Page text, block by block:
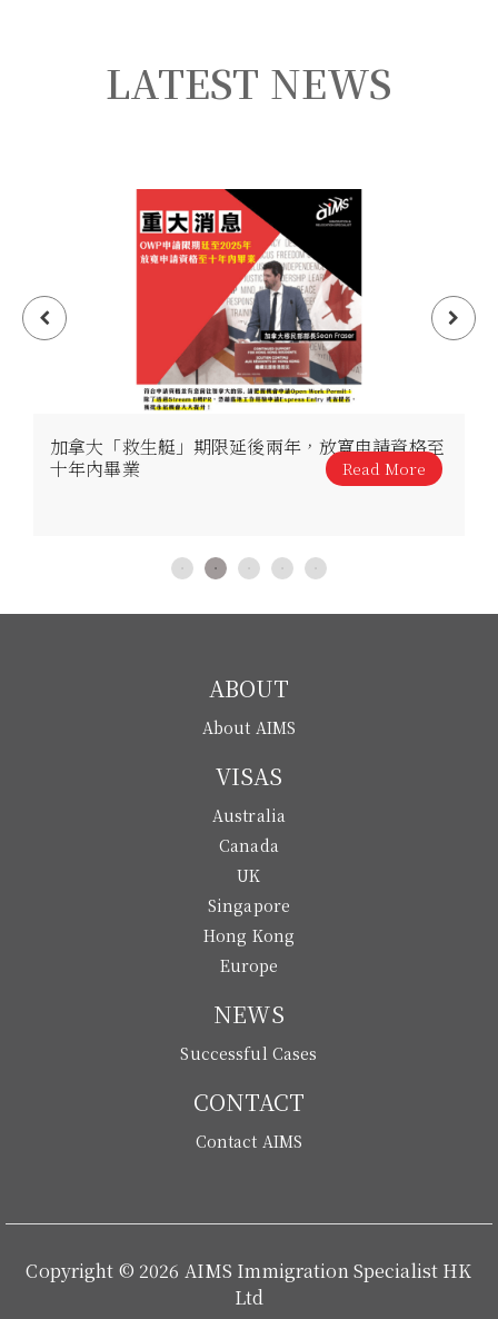
LATEST NEWS
加拿大「救生艇」期限延後兩年，放寬申請資格至
十年內畢業
Read More
ABOUT
About AIMS
VISAS
Australia
Canada
UK
Singapore
Hong Kong
Europe
NEWS
Successful Cases
CONTACT
Contact AIMS
Copyright © 2026 AIMS Immigration Specialist HK
Ltd